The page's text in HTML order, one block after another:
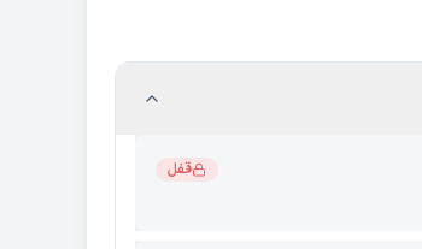
قفل